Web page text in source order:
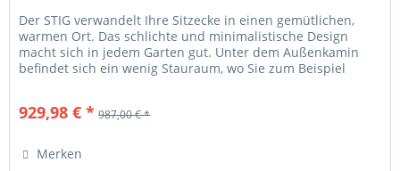
Der STIG verwandelt Ihre Sitzecke in einen gemütlichen,
warmen Ort. Das schlichte und minimalistische Design
macht sich in jedem Garten gut. Unter dem Außenkamin
befindet sich ein wenig Stauraum, wo Sie zum Beispiel
929,98 € * 987,00 € *
Merken